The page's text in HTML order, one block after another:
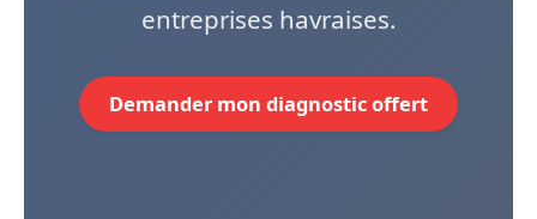
entreprises havraises.
Demander mon diagnostic offert